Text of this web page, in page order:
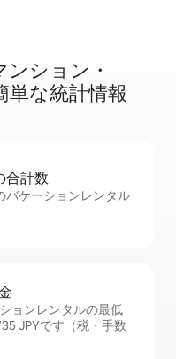
シ⁠ョ⁠ン・
単⁠な統⁠計⁠情⁠報
合⁠計⁠数
バケーションレンタル
ョンレンタルの最低
JPYです（税・手数